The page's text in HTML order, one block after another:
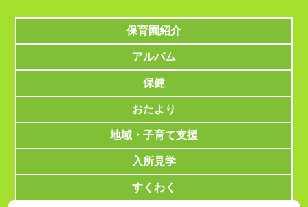
保育園紹介
アルバム
保健
おたより
地域・子育て支援
入所見学
すくわく